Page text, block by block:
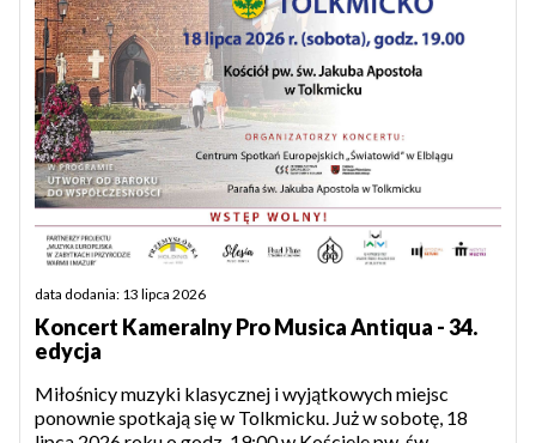
data dodania: 13 lipca 2026
Koncert Kameralny Pro Musica Antiqua - 34.
edycja
Miłośnicy muzyki klasycznej i wyjątkowych miejsc
ponownie spotkają się w Tolkmicku. Już w sobotę, 18